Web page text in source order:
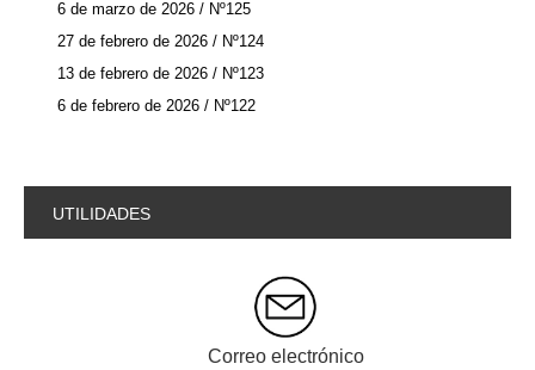
6 de marzo de 2026 / Nº125
27 de febrero de 2026 / Nº124
13 de febrero de 2026 / Nº123
6 de febrero de 2026 / Nº122
UTILIDADES
Correo electrónico